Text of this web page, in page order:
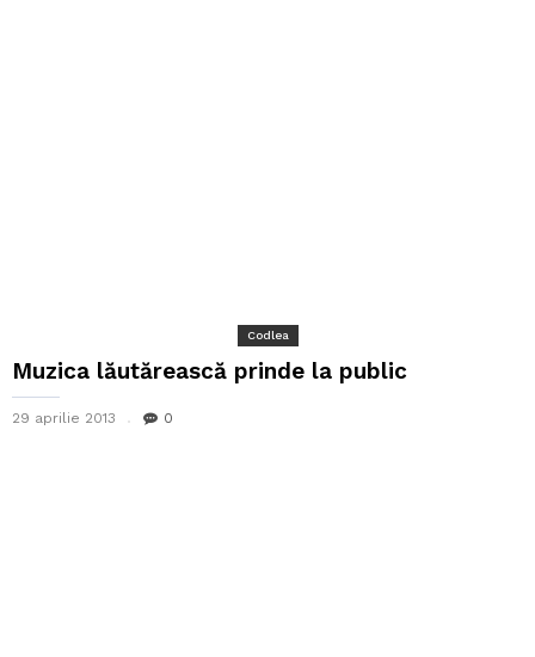
Codlea
Muzica lăutărească prinde la public
29 aprilie 2013 0